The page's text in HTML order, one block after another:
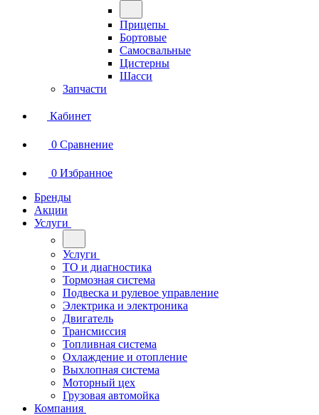
Прицепы
Бортовые
Самосвальные
Цистерны
Шасси
Запчасти
Кабинет
0 Сравнение
0 Избранное
Бренды
Акции
Услуги
Услуги
ТО и диагностика
Тормозная система
Подвеска и рулевое управление
Электрика и электроника
Двигатель
Трансмиссия
Топливная система
Охлаждение и отопление
Выхлопная система
Моторный цех
Грузовая автомойка
Компания